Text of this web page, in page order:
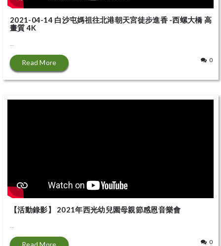
2021-04-14 白沙屯媽祖往北港朝天宮徒步進香 -西螺大橋 高
畫質 4K
...
Read More 0
【活動錄影】 2021年西光幼兒園母親節感恩音樂會
...
Read More 0